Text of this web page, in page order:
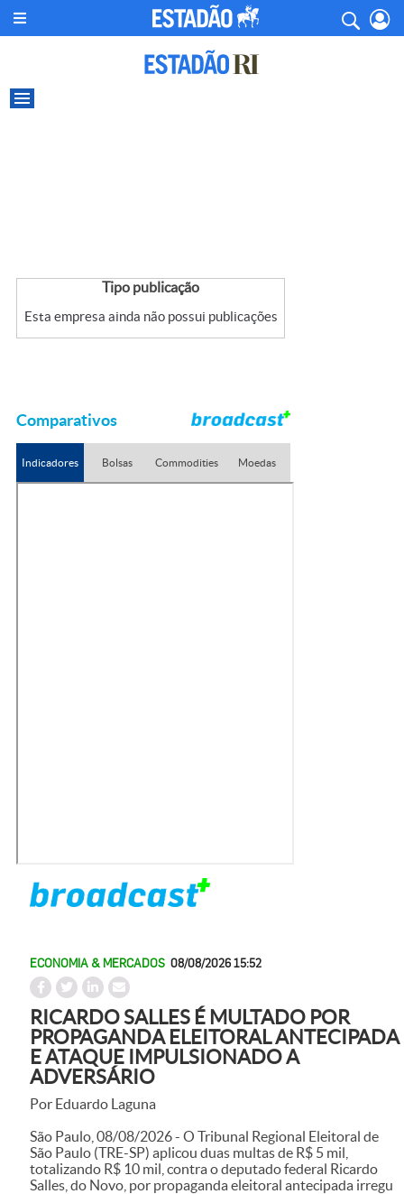
Tipo publicação
Esta empresa ainda não possui publicações
Comparativos
Indicadores Bolsas Commodities Moedas
ECONOMIA & MERCADOS 08/08/2026 15:52
RICARDO SALLES É MULTADO POR
PROPAGANDA ELEITORAL ANTECIPADA
E ATAQUE IMPULSIONADO A
ADVERSÁRIO
Por Eduardo Laguna
São Paulo, 08/08/2026 - O Tribunal Regional Eleitoral de
São Paulo (TRE-SP) aplicou duas multas de R$ 5 mil,
totalizando R$ 10 mil, contra o deputado federal Ricardo
Salles, do Novo, por propaganda eleitoral antecipada irregu